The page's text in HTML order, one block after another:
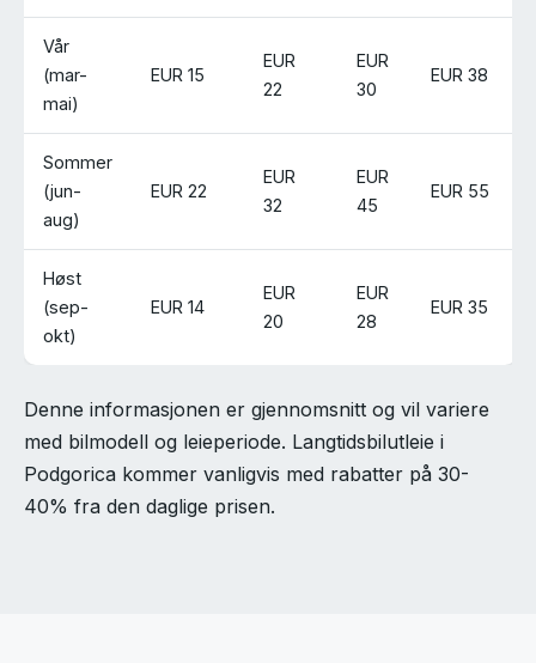
Vår
(mar-
mai)
EUR 15
EUR
22
EUR
30
EUR 38
Sommer
(jun-
aug)
EUR 22
EUR
32
EUR
45
EUR 55
Høst
(sep-
okt)
EUR 14
EUR
20
EUR
28
EUR 35
Denne informasjonen er gjennomsnitt og vil variere
med bilmodell og leieperiode. Langtidsbilutleie i
Podgorica kommer vanligvis med rabatter på 30-
40% fra den daglige prisen.